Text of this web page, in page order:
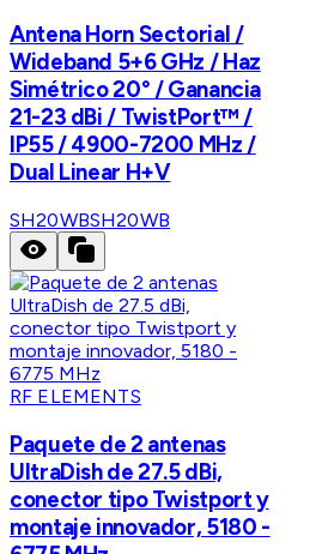
Antena Horn Sectorial /
Wideband 5+6 GHz / Haz
Simétrico 20° / Ganancia
21-23 dBi / TwistPort™ /
IP55 / 4900-7200 MHz /
Dual Linear H+V
SH20WBSH20WB
RF ELEMENTS
Paquete de 2 antenas
UltraDish de 27.5 dBi,
conector tipo Twistport y
montaje innovador, 5180 -